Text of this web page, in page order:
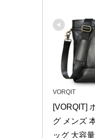
VORQIT
[VORQIT]
グ メンズ
ッグ 大容